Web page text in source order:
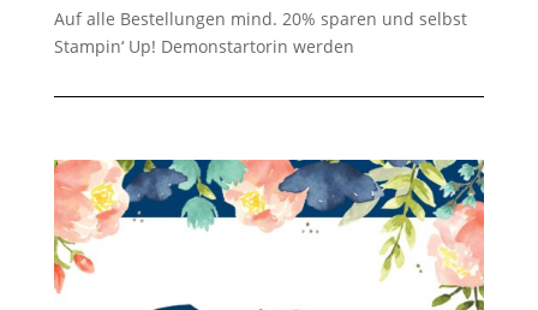
Auf alle Bestellungen mind. 20% sparen und selbst
Stampin‘ Up! Demonstartorin werden